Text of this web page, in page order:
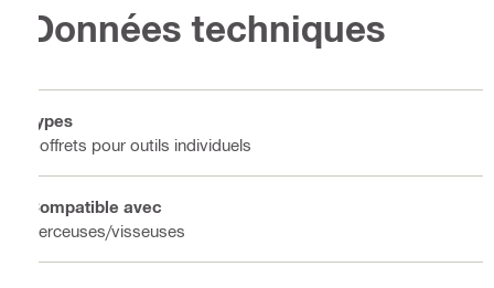
Données techniques
Types
Coffrets pour outils individuels
Compatible avec
Perceuses/visseuses